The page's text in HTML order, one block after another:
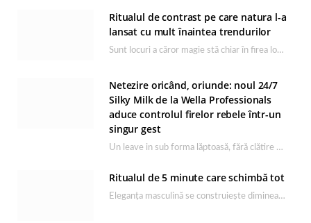
Ritualul de contrast pe care natura l-a
lansat cu mult înaintea trendurilor
Sunt locuri a căror magie stă chiar în firea lor naturală, iar Lacul Ursu din…
Netezire oricând, oriunde: noul 24/7
Silky Milk de la Wella Professionals
aduce controlul firelor rebele într-un
singur gest
Un leave in sub forma lăptoasă, fără clătire care completează rutina Ultimate Smooth și transformă…
Ritualul de 5 minute care schimbă tot
Eleganța masculină se construiește dimineața, în câteva minute și cu produsele potrivite. O rutină de…